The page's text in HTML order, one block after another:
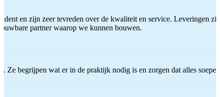
en zijn zeer tevreden over de kwaliteit en service. Leveringen
partner waarop we kunnen bouwen.
Ze begrijpen wat er in de praktijk nodig is en zorgen dat alles